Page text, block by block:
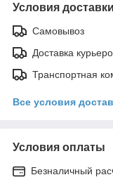
Условия доставки
Самовывоз
Доставка
Транспортная
Все условия
Условия оплаты
Безналичный